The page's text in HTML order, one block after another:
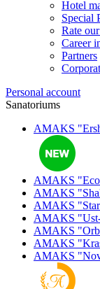
Hotel
Special
Rate
Career
Partners
Personal account
Sanatoriums
AMAKS
AMAKS
AMAKS
AMAKS
AMAKS
AMAKS
AMAKS
AMAKS